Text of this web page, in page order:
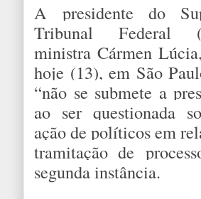
A presidente do
Tribunal Federal
ministra Cármen
hoje (13), em São
“não se submete a
ao ser questionada
ação de políticos em
tramitação de
segunda instância.